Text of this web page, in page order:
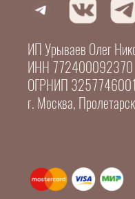
ИП Урываев Олег
ИНН 772400092370
ОГРНИП
г. Москва,